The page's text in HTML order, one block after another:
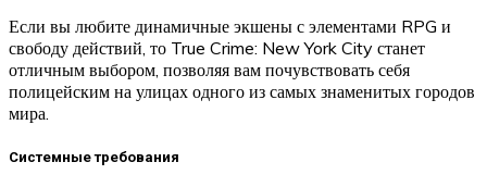
Если вы любите динамичные экшены с элементами RPG и
свободу действий, то True Crime: New York City станет
отличным выбором, позволяя вам почувствовать себя
полицейским на улицах одного из самых знаменитых городов
мира.
Системные требования